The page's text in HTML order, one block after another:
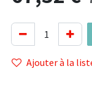
Ajouter à la